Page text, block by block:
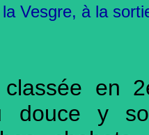
la Vesgre, à la
en
douce y